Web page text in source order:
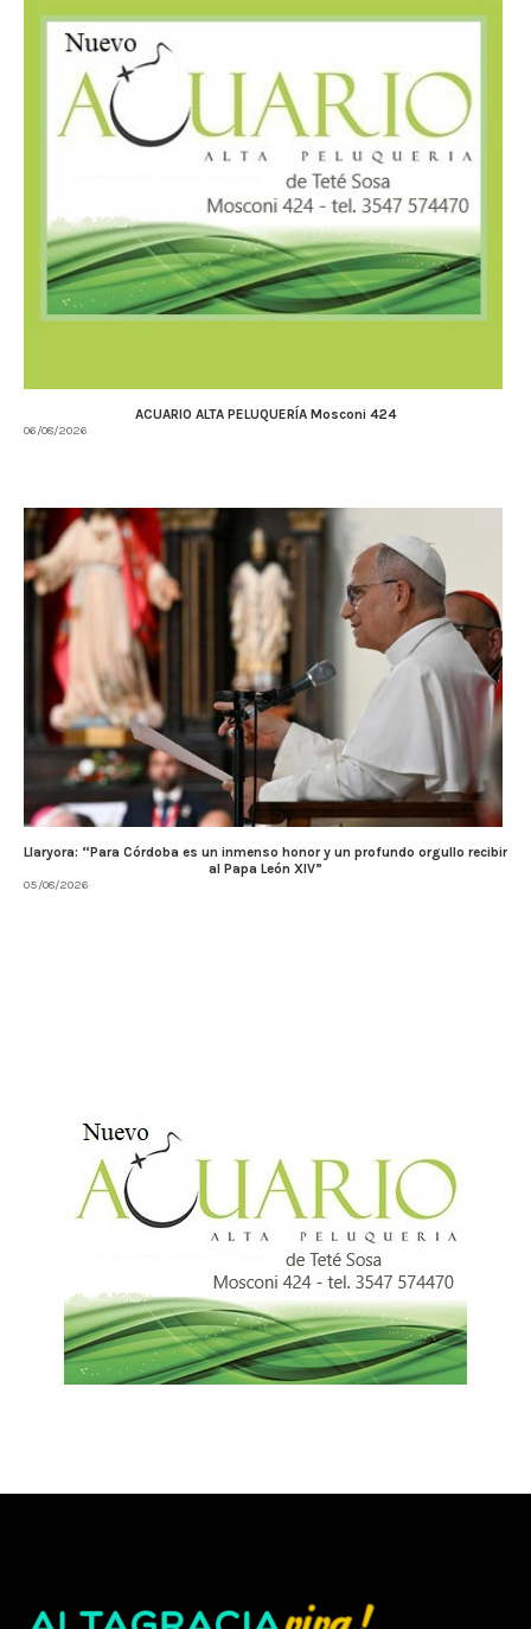
ACUARIO ALTA PELUQUERÍA Mosconi 424
06/08/2026
Llaryora: “Para Córdoba es un inmenso honor y un profundo orgullo recibir
al Papa León XIV”
05/08/2026